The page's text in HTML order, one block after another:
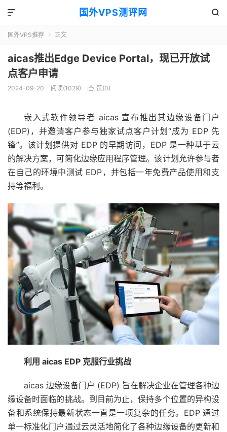
国外VPS测评网 

国外VPS推荐  正文
aicas推出Edge Device Portal，现已开放试
点客户申请
2024-09-20 阅读(1029)  赞(0)
嵌入式软件领导者 aicas 宣布推出其边缘设备门户
(EDP)，并邀请客户参与独家试点客户计划“成为 EDP 先
锋”。该计划提供对 EDP 的早期访问，EDP 是一种基于云
的解决方案，可简化边缘应用程序管理。该计划允许参与者
在自己的环境中测试 EDP，并包括一年免费产品使用和支
持等福利。
利用 aicas EDP 克服行业挑战
aicas 边缘设备门户 (EDP) 旨在解决企业在管理各种边
缘设备时面临的挑战。到目前为止，保持多个位置的异构设
备和系统保持最新状态一直是一项复杂的任务。EDP 通过
单一标准化门户通过云灵活地简化了各种边缘设备的更新和